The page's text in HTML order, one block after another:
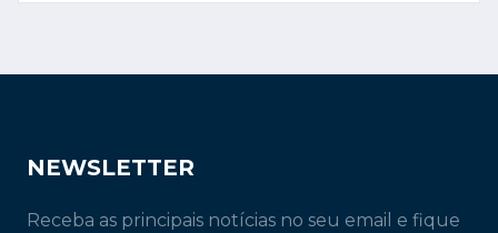
NEWSLETTER
Receba as principais notícias no seu email e fique